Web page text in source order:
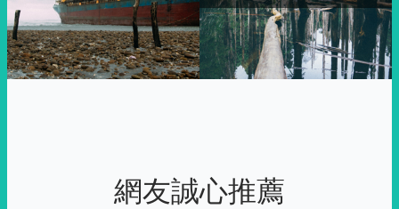
網友誠心推薦